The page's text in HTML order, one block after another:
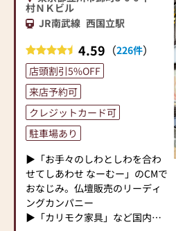
お求めやすい目玉商品から国産
高級仏壇まで専門店ならではの
アフターサービスも万全！
《日本堂吉祥寺店の特典》
お仏壇がご自宅で選べるコーデ
ィネート！
*店頭のお仏壇をご自宅にお運び
し、実際にお部屋に置いてご覧
古いお仏壇の引き取り料が無料
*当店にてお仏壇をご購入のお客
様に限り、古いお仏壇の引取り
を無料で致します。
おります。
また、翠雲堂では業界に先駆
け、十数年前より「仏壇の品質
表示」を明確にし、又、生産地
を明らかにして
販売いたしております。
一度のご来店ではお選び出来な
いかも知れません。何度でもご
来店下さい。
販売員一同 誠意を持って対応さ
してお選びください。
【 営業時間 】 午前１０
時～午後5時3０分
年末年始を
村ＮＫビル
JR南武線 西国立駅
4.59 （226件）
店頭割引5%OFF
来店予約可
クレジットカード可
駐車場あり
▶「お手々のしわとしわを合わ
せてしあわせ なーむー」のCMで
おなじみ。仏壇販売のリーディ
ングカンパニー
▶「カリモク家具」など国内家